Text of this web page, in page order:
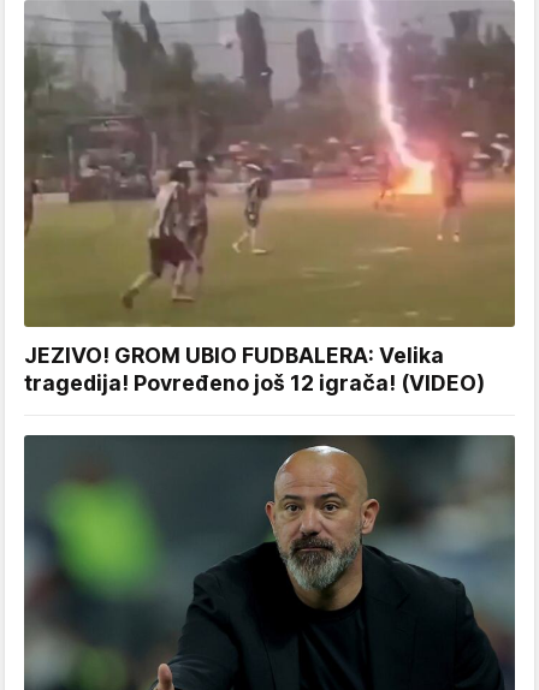
JEZIVO! GROM UBIO FUDBALERA: Velika
tragedija! Povređeno još 12 igrača! (VIDEO)